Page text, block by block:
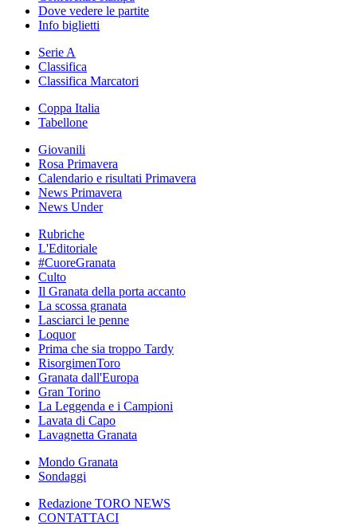
Dove vedere le partite
Info biglietti
Serie A
Classifica
Classifica Marcatori
Coppa Italia
Tabellone
Giovanili
Rosa Primavera
Calendario e risultati Primavera
News Primavera
News Under
Rubriche
L'Editoriale
#CuoreGranata
Culto
Il Granata della porta accanto
La scossa granata
Lasciarci le penne
Loquor
Prima che sia troppo Tardy
RisorgimenToro
Granata dall'Europa
Gran Torino
La Leggenda e i Campioni
Lavata di Capo
Lavagnetta Granata
Mondo Granata
Sondaggi
Redazione TORO NEWS
CONTATTACI